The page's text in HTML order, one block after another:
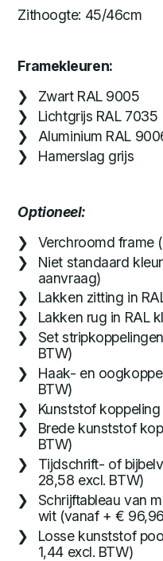
Zithoogte: 45/46cm
Framekleuren:
Zwart RAL 9005
Lichtgrijs RAL 7035
Aluminium RAL
Hamerslag grijs
Optioneel:
Verchroomd frame
Niet standaard
aanvraag)
Lakken zitting in
Lakken rug in RAL
Set
BTW)
Haak- en
BTW)
Kunststof
Brede kunststof
BTW)
Tijdschrift- of
28,58 excl. BTW)
Schrijftableau van
wit (vanaf + €
Losse kunststof
1,44 excl. BTW)